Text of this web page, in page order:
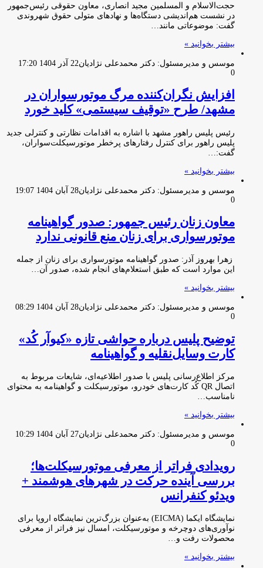
حجت‌الاسلام و المسلمین مجید انصاری، معاون حقوقی رئیس‌جمهور
در نشست هم‌اندیشی دستگاه‌ها و نهادهای متولی حقوق شهروندی
گفت: موضوعاتی مانند…
بیشتر بخوانید »
موسس و مدیرمسئول: دکتر محمدعلی نژادیان22 آذر 1404 17:20
0
افزایش نگران‌کننده مرگ موتورسواران در
مشهد/ طرح «توقیف سیستمی» کلید خورد
رئیس پلیس راهور مشهد با اشاره به اقدامات نظارتی و کنترلی جدید
پلیس راهور برای کنترل رفتارهای پرخطر موتورسیکلت‌سواران،
گفت:…
بیشتر بخوانید »
موسس و مدیرمسئول: دکتر محمدعلی نژادیان28 آبان 1404 19:07
0
معاون زنان رئیس جمهور: صدور گواهینامه
موتورسواری برای زنان منع قانونی ندارد
زهرا بهروز آذر: صدور گواهینامه موتورسواری برای زنان از جمله
این موارد است که طبق استعلام‌های انجام شده، صدور آن…
بیشتر بخوانید »
موسس و مدیرمسئول: دکتر محمدعلی نژادیان28 آبان 1404 08:29
0
توضیح پلیس درباره حواشی تازه «کیوآر کُد»
کارت وسایل‌نقلیه و گواهینامه
مرکز اطلاع‌رسانی پلیس با صدور اطلاعیه‌ای، شایعات مربوط به
اتصال QR کُد کارت‌های خودرو، موتورسیکلت و گواهینامه به محتوای
نامناسب…
بیشتر بخوانید »
موسس و مدیرمسئول: دکتر محمدعلی نژادیان27 آبان 1404 10:29
0
رویدادی فراتر از معرفی موتورسیکلت‌ها؛
بررسی آینده حرکت در شهرهای هوشمند +
ویدئو کنفرانس
نمایشگاه ایکما (EICMA) به‌عنوان بزرگ‌ترین نمایشگاه اروپا برای
نوآوری‌های دوچرخه‌ و موتورسیکلت، امسال نیز فراتر از معرفی
محصولات رفت و…
بیشتر بخوانید »